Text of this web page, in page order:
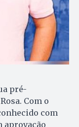
pré-
Com o
com
aprovação